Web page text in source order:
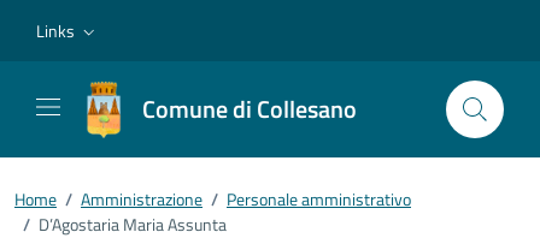
Links
Comune di Collesano
Home / Amministrazione / Personale amministrativo
/ D’Agostaria Maria Assunta